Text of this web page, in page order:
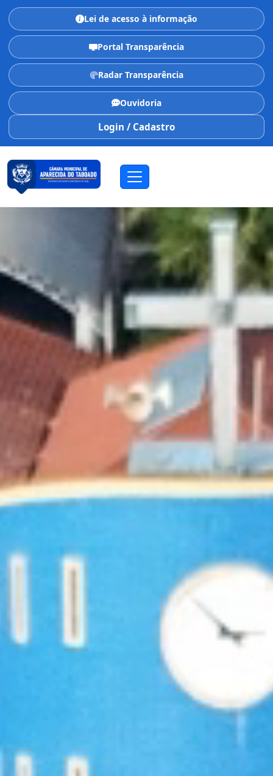
Lei de acesso à informação
Portal Transparência
Radar Transparência
Ouvidoria
Login / Cadastro
CÂMARA MUNICIPAL
Aparecida do Taboado